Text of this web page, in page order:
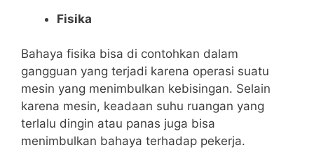
Fisika
Bahaya fisika bisa di contohkan dalam
gangguan yang terjadi karena operasi suatu
mesin yang menimbulkan kebisingan. Selain
karena mesin, keadaan suhu ruangan yang
terlalu dingin atau panas juga bisa
menimbulkan bahaya terhadap pekerja.